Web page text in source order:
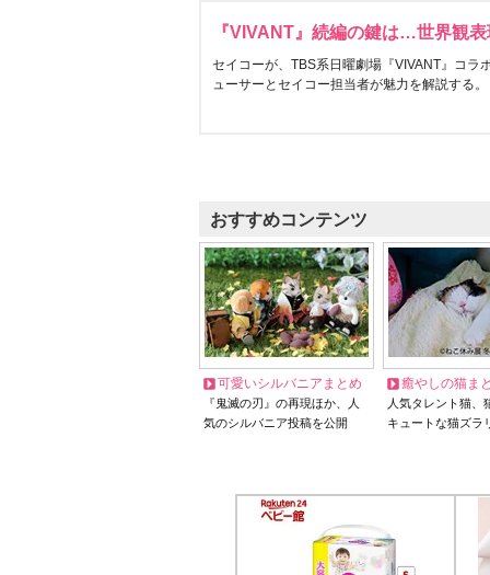
『VIVANT』続編の鍵は…世界観
セイコーが、TBS系日曜劇場『VIVANT』コラ
ューサーとセイコー担当者が魅力を解説する。
おすすめコンテンツ
可愛いシルバニアまとめ
『鬼滅の刃』の再現ほか、人
気のシルバニア投稿を公開
癒やしの猫ま
人気タレント猫
キュートな猫ズラ